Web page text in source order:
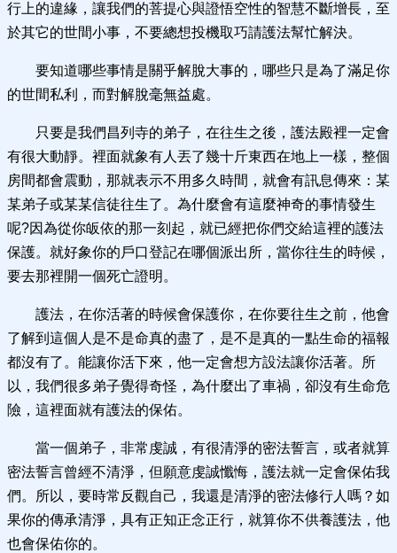
行上的違緣，讓我們的菩提心與證悟空性的智慧不斷增長，至
於其它的世間小事，不要總想投機取巧請護法幫忙解決。
要知道哪些事情是關乎解脫大事的，哪些只是為了滿足你
的世間私利，而對解脫毫無益處。
只要是我們昌列寺的弟子，在往生之後，護法殿裡一定會
有很大動靜。裡面就象有人丟了幾十斤東西在地上一樣，整個
房間都會震動，那就表示不用多久時間，就會有訊息傳來：某
某弟子或某某信徒往生了。為什麼會有這麼神奇的事情發生
呢?因為從你皈依的那一刻起，就已經把你們交給這裡的護法
保護。就好象你的戶口登記在哪個派出所，當你往生的時候，
要去那裡開一個死亡證明。
護法，在你活著的時候會保護你，在你要往生之前，他會
了解到這個人是不是命真的盡了，是不是真的一點生命的福報
都沒有了。能讓你活下來，他一定會想方設法讓你活著。所
以，我們很多弟子覺得奇怪，為什麼出了車禍，卻沒有生命危
險，這裡面就有護法的保佑。
當一個弟子，非常虔誠，有很清淨的密法誓言，或者就算
密法誓言曾經不清淨，但願意虔誠懺悔，護法就一定會保佑我
們。所以，要時常反觀自己，我還是清淨的密法修行人嗎？如
果你的傳承清淨，具有正知正念正行，就算你不供養護法，他
也會保佑你的。